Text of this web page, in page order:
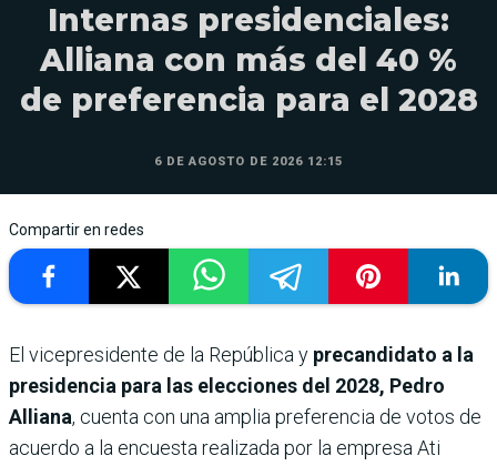
Internas presidenciales:
Alliana con más del 40 %
de preferencia para el 2028
6 DE AGOSTO DE 2026 12:15
Compartir en redes
El vicepresidente de la República y precandidato a la
presidencia para las elecciones del 2028, Pedro
Alliana, cuenta con una amplia preferencia de votos de
acuerdo a la encuesta realizada por la empresa Ati